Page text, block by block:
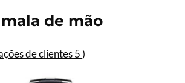
de mão
de clientes5)